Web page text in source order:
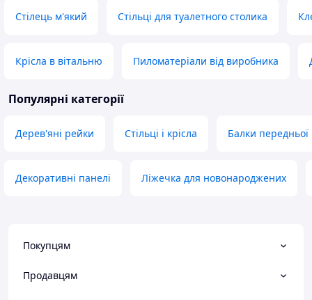
Стілець м'який Стільці для туалетного столика
Крісла в вітальню Пиломатеріали від виробника
Популярні категорії
Дерев'яні рейки Стільці і крісла Балки передньої
Декоративні панелі Ліжечка для новонароджених
Покупцям
Продавцям